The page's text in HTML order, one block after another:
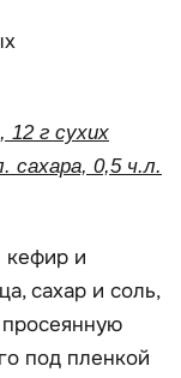
12 г сухих
сахара, 0,5 ч.л.
кефир и
сахар и соль,
под пленкой